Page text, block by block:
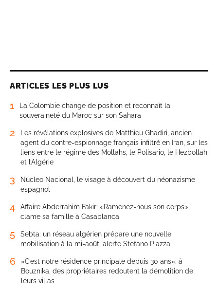
ARTICLES LES PLUS LUS
1
La Colombie change de position et reconnaît la
souveraineté du Maroc sur son Sahara
2
Les révélations explosives de Matthieu Ghadiri, ancien
agent du contre-espionnage français infiltré en Iran, sur les
liens entre le régime des Mollahs, le Polisario, le Hezbollah
et l’Algérie
3
Núcleo Nacional, le visage à découvert du néonazisme
espagnol
4
Affaire Abderrahim Fakir: «Ramenez-nous son corps»,
clame sa famille à Casablanca
5
Sebta: un réseau algérien prépare une nouvelle
mobilisation à la mi-août, alerte Stefano Piazza
6
«C’est notre résidence principale depuis 30 ans»: à
Bouznika, des propriétaires redoutent la démolition de
leurs villas